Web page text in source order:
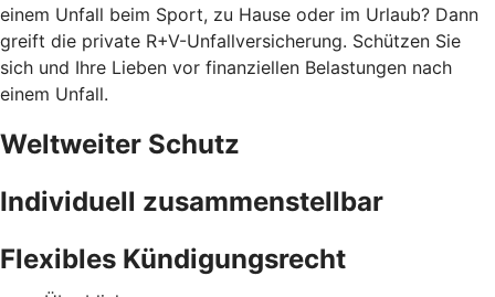
einem Unfall beim Sport, zu Hause oder im Urlaub? Dann
greift die private R+V-Unfallversicherung. Schützen Sie
sich und Ihre Lieben vor finanziellen Belastungen nach
einem Unfall.
Weltweiter Schutz
Individuell zusammenstellbar
Flexibles Kündigungsrecht